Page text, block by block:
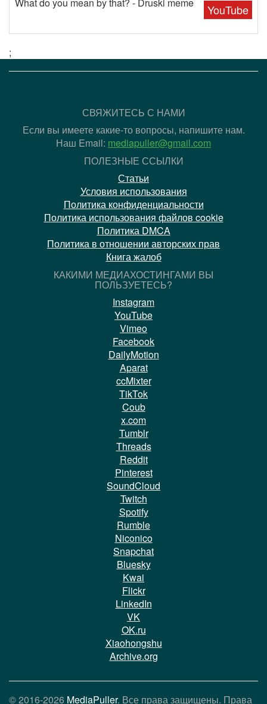
YouTube
;
СВЯЖИТЕСЬ С НАМИ
Если вы имеете какие-то вопросы, напишите нам.
Наш Email: mediapuller@gmail.com
ПОЛЕЗНЫЕ ССЫЛКИ
Статьи
Условия использования
Политика конфиденциальности
Политика использования файлов cookie
Политика DMCA
Политика в отношении авторских прав
Книга жалоб
КАКИМИ МЕДИАХОСТИНГАМИ ВЫ
ПОЛЬЗУЕТЕСЬ?
Instagram
YouTube
Vimeo
Facebook
DailyMotion
Aparat
ccMixter
TikTok
Coub
x.com
Tumblr
Threads
Reddit
Pinterest
SoundCloud
Twitch
Spotify
Rumble
Niconico
Snapchat
Bluesky
Kwai
Flickr
LinkedIn
VK
OK.ru
Xiaohongshu
Archive.org
© 2016-2026 MediaPuller. Все права защищены. Права